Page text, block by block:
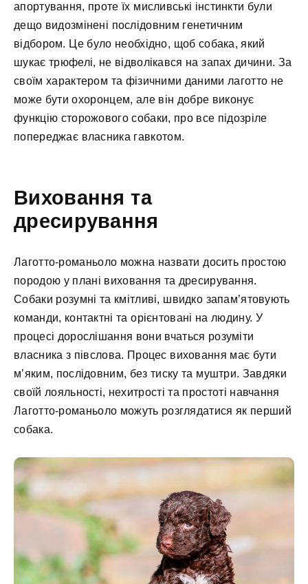
апортування, проте їх мисливські інстинкти були
дещо видозмінені послідовним генетичним
відбором. Це було необхідно, щоб собака, який
шукає трюфелі, не відволікався на запах дичини. За
своїм характером та фізичними даними лаготто не
може бути охоронцем, але він добре виконує
функцію сторожового собаки, про все підозріле
попереджає власника гавкотом.
Виховання та
дресирування
Лаготто-романьоло можна назвати досить простою
породою у плані виховання та дресирування.
Собаки розумні та кмітливі, швидко запам’ятовують
команди, контактні та орієнтовані на людину. У
процесі дорослішання вони вчаться розуміти
власника з півслова. Процес виховання має бути
м’яким, послідовним, без тиску та муштри. Завдяки
своїй лояльності, нехитрості та простоті навчання
Лаготто-романьоло можуть розглядатися як перший
собака.